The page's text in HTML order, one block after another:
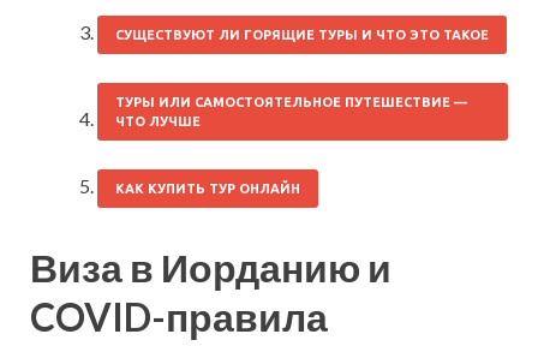
СУЩЕСТВУЮТ ЛИ ГОРЯЩИЕ ТУРЫ И ЧТО ЭТО ТАКОЕ
ТУРЫ ИЛИ САМОСТОЯТЕЛЬНОЕ ПУТЕШЕСТВИЕ —
ЧТО ЛУЧШЕ
КАК КУПИТЬ ТУР ОНЛАЙН
Виза в Иорданию и
COVID-правила